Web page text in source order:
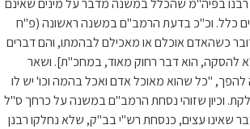
כלל. וכ"כ בדעת הרמב"ם במשנה ראשונה (פ"ח
כשהאדם אוכלם או מאכילם לבהמתו, והם דברים
להסקה, הוא דבר רחוק מאוד, במחכ"ת]. ושאר
"כל שהוא מאוכל אדם ואכל בהמה וכו' יש לו
וכיון שזוהי נסחת הרמב"ם במשנה על כרחך ס"ל
שאינו עצים, כנסחת רש"י בב"ק, שלא נחלקו רבנן